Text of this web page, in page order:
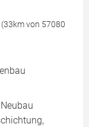
von 57080